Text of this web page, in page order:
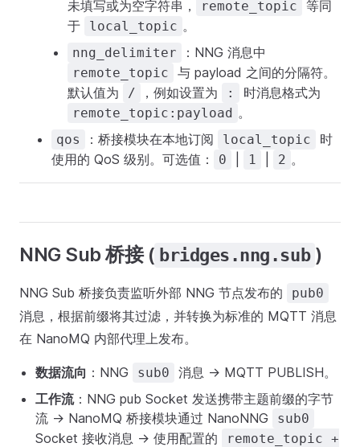
未填写或为空字符串， remote_topic
等同
于
local_topic 。
nng_delimiter ：NNG 消息中
remote_topic
与 payload 之间的分隔符。
默认值为
/ ，例如设置为 : 时消息格式为
remote_topic:payload 。
qos ：桥接模块在本地订阅 local_topic
时
使用的 QoS 级别。可选值：
0 1 2 。
NNG Sub 桥接 ( bridges.nng.sub )
NNG Sub 桥接负责监听外部 NNG 节点发布的 pub0
消息，根据前缀将其过滤，并转换为标准的 MQTT 消息
在 NanoMQ 内部代理上发布。
数据流向 ：NNG sub0
消息 -> MQTT PUBLISH。
工作流：NNG pub Socket 发送携带主题前缀的字节
流 -> NanoMQ 桥接模块通过 NanoNNG
sub0
Socket 接收消息 -> 使用配置的
remote_topic +